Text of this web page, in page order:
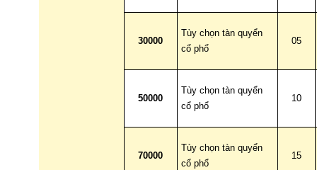
30000
Tùy chọn tàn quyển
cổ phổ
05
50000
Tùy chọn tàn quyển
cổ phổ
10
70000
Tùy chọn tàn quyển
cổ phổ
15